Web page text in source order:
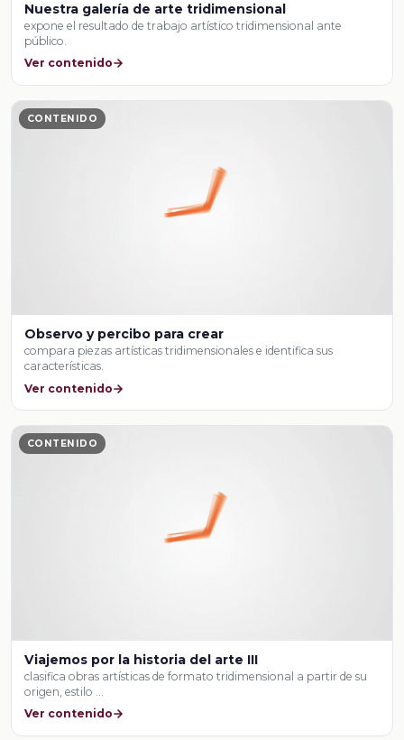
Nuestra galería de arte tridimensional
expone el resultado de trabajo artístico tridimensional ante
público.
Ver contenido
CONTENIDO
Observo y percibo para crear
compara piezas artísticas tridimensionales e identifica sus
características.
Ver contenido
CONTENIDO
Viajemos por la historia del arte III
clasifica obras artísticas de formato tridimensional a partir de su
origen, estilo …
Ver contenido